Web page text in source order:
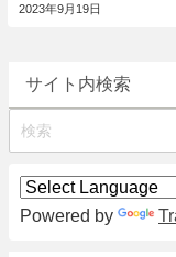
2023年9月19日
サイト内検索
Powered by